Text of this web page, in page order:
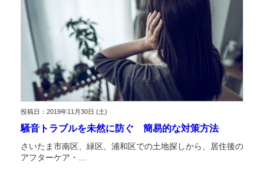
投稿日：2019年11月30日 (土)
騒音トラブルを未然に防ぐ 簡易的な対策方法
さいたま市南区、緑区、浦和区での土地探しから、居住後の
アフターケア・…